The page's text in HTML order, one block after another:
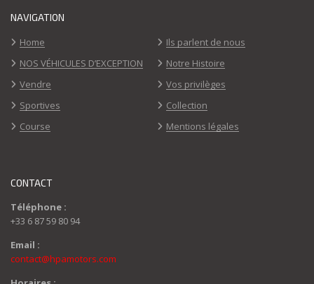
NAVIGATION
Home
Ils parlent de nous
NOS VÉHICULES D’EXCEPTION
Notre Histoire
Vendre
Vos privilèges
Sportives
Collection
Course
Mentions légales
CONTACT
Téléphone :
+33 6 87 59 80 94
Email :
contact@hpamotors.com